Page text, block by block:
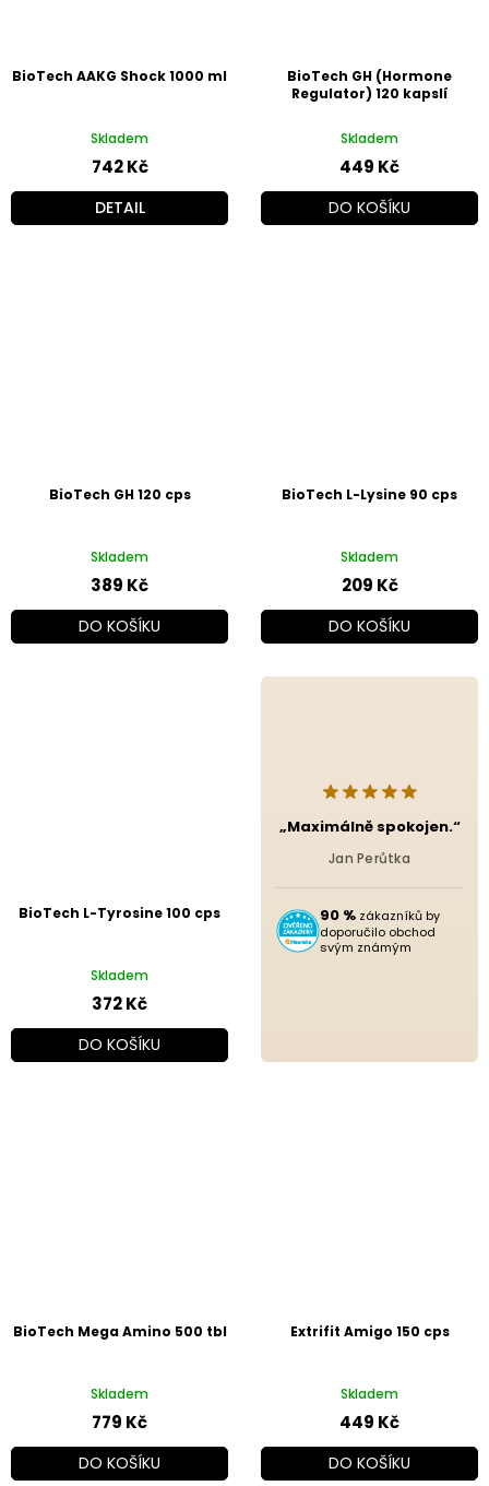
BioTech AAKG Shock 1000 ml
Skladem
742 Kč
DETAIL
BioTech GH (Hormone
Regulator) 120 kapslí
Skladem
449 Kč
DO KOŠÍKU
BioTech GH 120 cps
Skladem
389 Kč
DO KOŠÍKU
BioTech L-Lysine 90 cps
Skladem
209 Kč
DO KOŠÍKU
BioTech L-Tyrosine 100 cps
Skladem
372 Kč
DO KOŠÍKU
„Maximálně spokojen.“
Jan Perůtka
90 % zákazníků by
doporučilo obchod
svým známým
BioTech Mega Amino 500 tbl
Skladem
779 Kč
DO KOŠÍKU
Extrifit Amigo 150 cps
Skladem
449 Kč
DO KOŠÍKU